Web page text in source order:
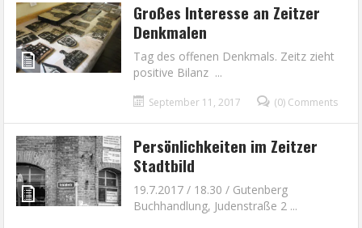
Großes Interesse an Zeitzer
Denkmalen
Tag des offenen Denkmals. Zeitz zieht
positive Bilanz ...
September 11, 2017 (0) Comments
Persönlichkeiten im Zeitzer
Stadtbild
19.7.2017 / 18.30 / Gutenberg
Buchhandlung, Judenstraße 2 ...